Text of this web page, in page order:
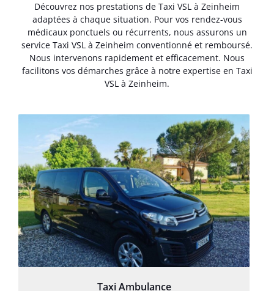
Découvrez nos prestations de Taxi VSL à Zeinheim
adaptées à chaque situation. Pour vos rendez-vous
médicaux ponctuels ou récurrents, nous assurons un
service Taxi VSL à Zeinheim conventionné et remboursé.
Nous intervenons rapidement et efficacement. Nous
facilitons vos démarches grâce à notre expertise en Taxi
VSL à Zeinheim.
Taxi Ambulance